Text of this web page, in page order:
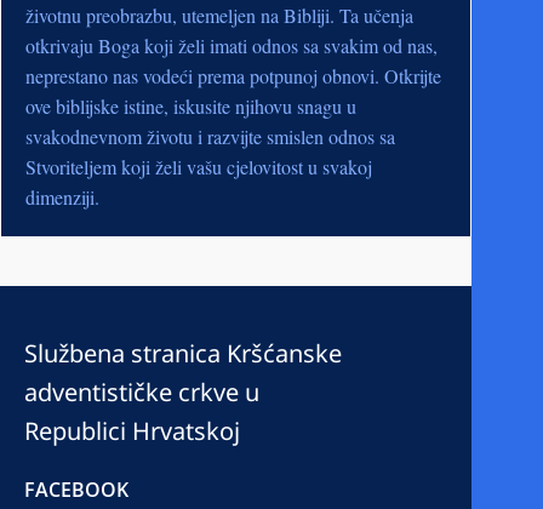
životnu preobrazbu, utemeljen na Bibliji. Ta učenja
otkrivaju Boga koji želi imati odnos sa svakim od nas,
neprestano nas vodeći prema potpunoj obnovi. Otkrijte
ove biblijske istine, iskusite njihovu snagu u
svakodnevnom životu i razvijte smislen odnos sa
Stvoriteljem koji želi vašu cjelovitost u svakoj
dimenziji.
Službena stranica Kršćanske
adventističke crkve u
Republici Hrvatskoj
FACEBOOK